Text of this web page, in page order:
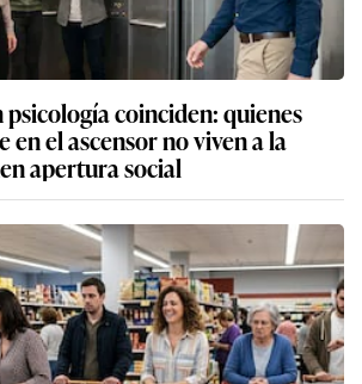
psicología coinciden: quienes
en el ascensor no viven a la
apertura social